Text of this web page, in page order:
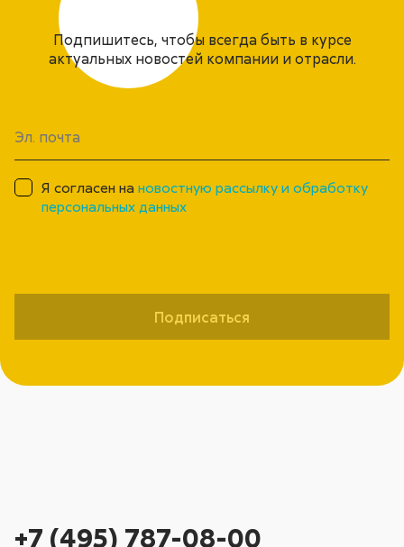
Подпишитесь, чтобы всегда быть в курсе
актуальных новостей компании и отрасли.
Я согласен нановостную рассылку и обработку
персональных данных
Подписаться
+7 (495) 787-08-00